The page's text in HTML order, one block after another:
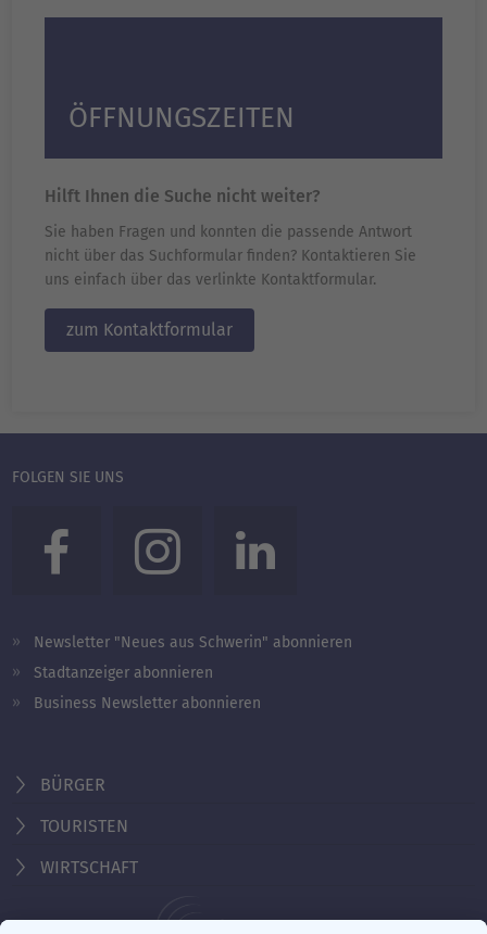
ÖFFNUNGSZEITEN
Hilft Ihnen die Suche nicht weiter?
Sie haben Fragen und konnten die passende Antwort
nicht über das Suchformular finden? Kontaktieren Sie
uns einfach über das verlinkte Kontaktformular.
zum Kontaktformular
FOLGEN SIE UNS
Newsletter "Neues aus Schwerin" abonnieren
Stadtanzeiger abonnieren
Business Newsletter abonnieren
BÜRGER
TOURISTEN
WIRTSCHAFT